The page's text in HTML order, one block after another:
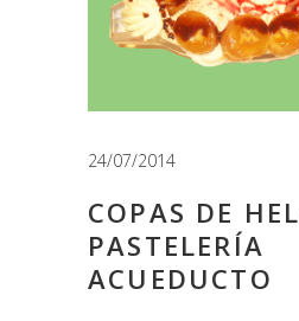
24/07/2014
COPAS DE
PASTELERÍA
ACUEDUCTO